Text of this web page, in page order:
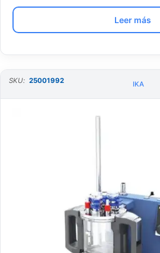
Leer más
SKU: 25001992 IKA